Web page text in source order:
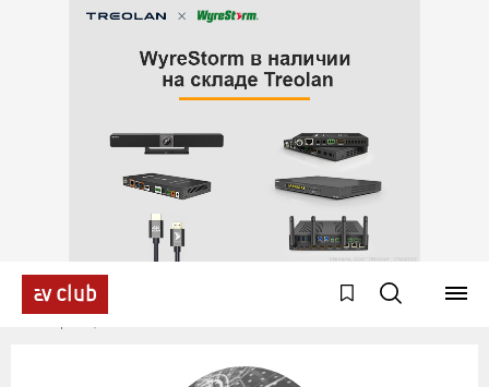
Эксперты